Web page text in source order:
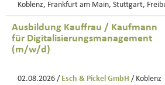
Koblenz, Frankfurt am Main, Stuttgart,
Ausbildung Kauffrau / Kaufmann
für Digitalisierungsmanagement
(m/w/d)
02.08.2026 / Esch & Pickel GmbH / Koblenz